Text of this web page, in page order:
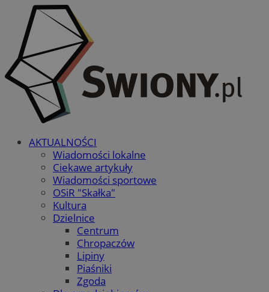
AKTUALNOŚCI
Wiadomości lokalne
Ciekawe artykuły
Wiadomości sportowe
OSiR "Skałka"
Kultura
Dzielnice
Centrum
Chropaczów
Lipiny
Piaśniki
Zgoda